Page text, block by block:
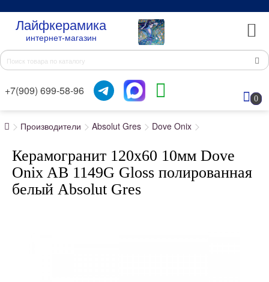
Лайфкерамика
интернет-магазин
+7(909) 699-58-96
0
Производители Absolut Gres Dove Onix
Керамогранит 120x60 10мм Dove
Onix AB 1149G Gloss полированная
белый Absolut Gres